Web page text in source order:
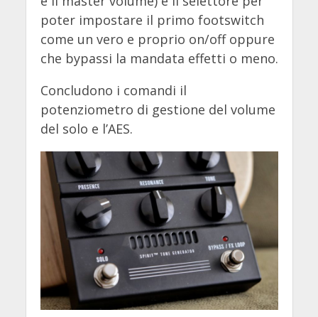
poter impostare il primo footswitch
come un vero e proprio on/off oppure
che bypassi la mandata effetti o meno.
Concludono i comandi il
potenziometro di gestione del volume
del solo e l’AES.